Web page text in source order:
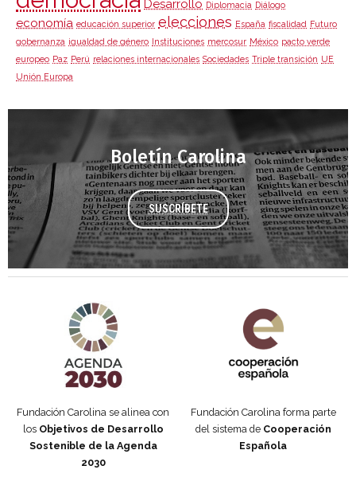
Desarrollo Diplomacia Diálogo
economía educación superior elecciones España fiscalidad Futuro
gobernanza igualdad de género Instituciones mercosur México pacto verde
europeo Paz Perú relaciones internacionales Sociedades Triple transición UE
Unión Europa
Boletín Carolina
SUSCRÍBETE
Fundación Carolina se alinea con
los Objetivos de Desarrollo
Sostenible de la Agenda
2030
Fundación Carolina forma parte
del sistema de Cooperación
Española